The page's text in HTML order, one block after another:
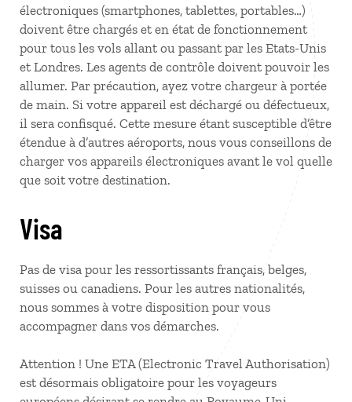
électroniques (smartphones, tablettes, portables…)
doivent être chargés et en état de fonctionnement
pour tous les vols allant ou passant par les Etats-Unis
et Londres. Les agents de contrôle doivent pouvoir les
allumer. Par précaution, ayez votre chargeur à portée
de main. Si votre appareil est déchargé ou défectueux,
il sera confisqué. Cette mesure étant susceptible d’être
étendue à d’autres aéroports, nous vous conseillons de
charger vos appareils électroniques avant le vol quelle
que soit votre destination.
Visa
Pas de visa pour les ressortissants français, belges,
suisses ou canadiens. Pour les autres nationalités,
nous sommes à votre disposition pour vous
accompagner dans vos démarches.
Attention ! Une ETA (Electronic Travel Authorisation)
est désormais obligatoire pour les voyageurs